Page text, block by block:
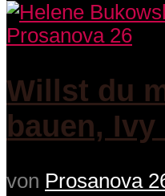
Prosanova 26
Willst du
bauen, Ivy
von Prosanova